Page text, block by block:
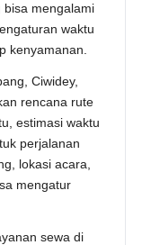
bisa mengalami
waktu
kenyamanan.
Ciwidey,
rencana rute
estimasi waktu
perjalanan
lokasi acara,
mengatur
sewa di